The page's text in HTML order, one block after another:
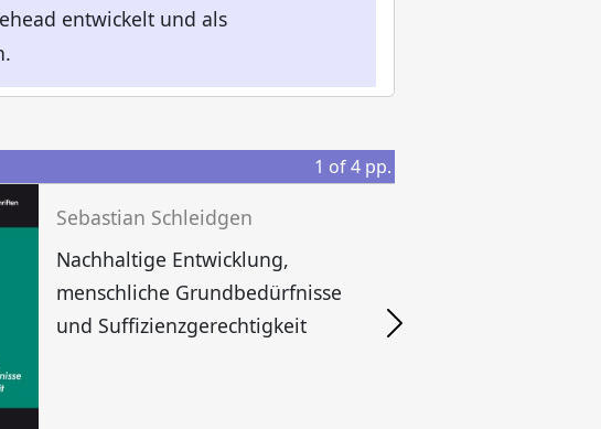
entwickelt und als
1 of4pp.
Sebastian Schleidgen
Nachhaltige Entwicklung,
menschliche Grundbedürfnisse
und Suffizienzgerechtigkeit